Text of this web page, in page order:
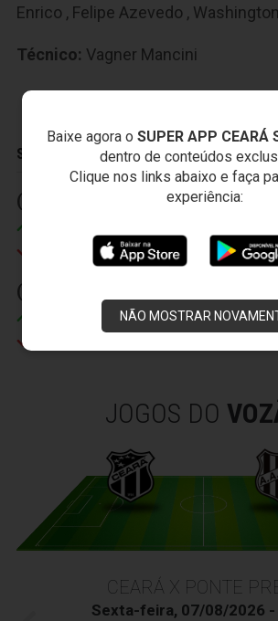
Baixe agora o SUPER APP CEARÁ
dentro de conteúdos
Clique nos links abaixo e faça
experiência:
NÃO MOSTRAR
Enrico , Felipe Azevedo , Washington
Técnico: Vagner Mancini
SUBSTITUIÇÕES
(1) 32' (1) (1) 21' (1)
Nicácio
(2) 31' (2)
Felipe Azevedo
JOGOS DO
CEARÁ X PONTE
Sexta-feira, 07/08/2026 -